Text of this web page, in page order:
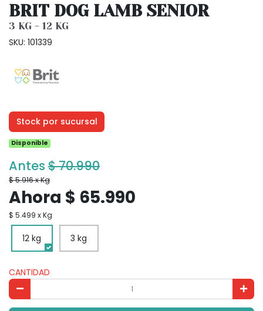
BRIT DOG LAMB SENIOR
3 KG - 12 KG
SKU: 101339
Stock por sucursal
Disponible
Antes $ 70.990
$ 5.916 x Kg
Ahora $ 65.990
$ 5.499 x Kg
12 kg 3 kg
CANTIDAD